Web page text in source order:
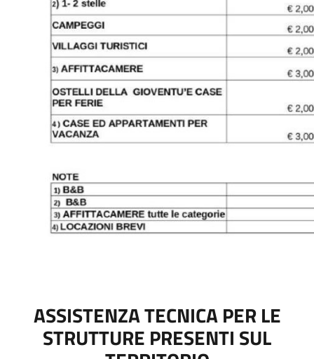
ASSISTENZA TECNICA PER LE
STRUTTURE PRESENTI SUL